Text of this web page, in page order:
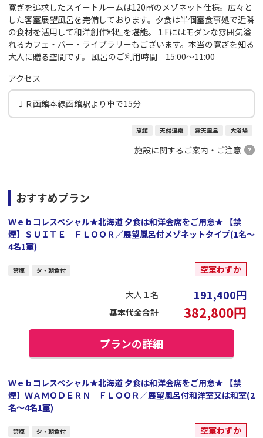
寛ぎを追求したスイートルームは120㎡のメゾネット仕様。広々と
した客室展望風呂を完備しております。夕食は半個室食事処で近隣
の食材を活用して和洋創作料理を堪能。１Fにはモダンな雰囲気溢
れるカフェ・バー・ライブラリーもございます。本当の寛ぎを知る
大人に贈る空間です。 風呂のご利用時間 15:00～11:00
アクセス
ＪＲ函館本線函館駅より車で15分
旅館 天然温泉 露天風呂 大浴場
施設に関するご案内・ご注意
おすすめプラン
Ｗｅｂコレスペシャル★北海道 夕食は和洋会席をご用意★ 【禁
煙】ＳＵＩＴＥ ＦＬＯＯＲ／展望風呂付メゾネットタイプ(1名～
4名1室)
禁煙 夕・朝食付 空室わずか
大人１名 191,400円
基本代金合計 382,800円
プランの詳細
Ｗｅｂコレスペシャル★北海道 夕食は和洋会席をご用意★ 【禁
煙】ＷＡＭＯＤＥＲＮ ＦＬＯＯＲ／展望風呂付和洋室又は和室(2
名～4名1室)
禁煙 夕・朝食付 空室わずか